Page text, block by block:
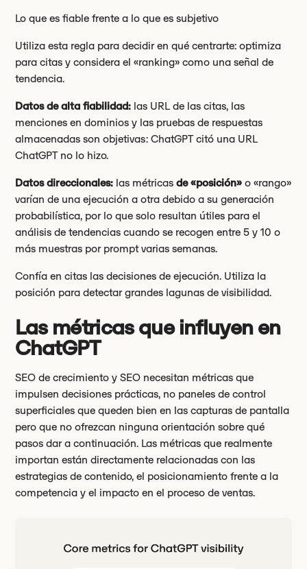
Lo que es fiable frente a lo que es subjetivo
Utiliza esta regla para decidir en qué centrarte: optimiza
para citas y considera el «ranking» como una señal de
tendencia.
Datos de alta fiabilidad: las URL de las citas, las
menciones en dominios y las pruebas de respuestas
almacenadas son objetivas: ChatGPT citó una URL
ChatGPT no lo hizo.
Datos direccionales: las métricasde «posición»o «rango»
varían de una ejecución a otra debido a su generación
probabilística, por lo que solo resultan útiles para el
análisis de tendencias cuando se recogen entre 5 y 10 o
más muestras por prompt varias semanas.
Confía en citas las decisiones de ejecución. Utiliza la
posición para detectar grandes lagunas de visibilidad.
Las métricas que influyen en
ChatGPT
SEO de crecimiento y SEO necesitan métricas que
impulsen decisiones prácticas, no paneles de control
superficiales que queden bien en las capturas de pantalla
pero que no ofrezcan ninguna orientación sobre qué
pasos dar a continuación. Las métricas que realmente
importan están directamente relacionadas con las
estrategias de contenido, el posicionamiento frente a la
competencia y el impacto en el proceso de ventas.